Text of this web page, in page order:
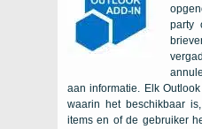
party
aan informatie. Elk
waarin het beschikbaar
items en of de gebruiker